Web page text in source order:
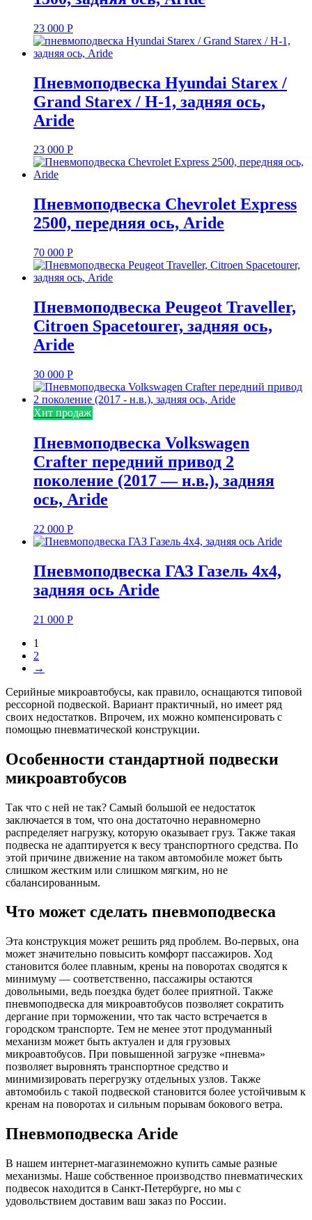
23 000 Р
Пневмоподвеска Hyundai Starex /
Grand Starex / H-1, задняя ось,
Aride
23 000 Р
Пневмоподвеска Chevrolet Express
2500, передняя ось, Aride
70 000 Р
Пневмоподвеска Peugeot Traveller,
Citroen Spacetourer, задняя ось,
Aride
30 000 Р
Хит продаж
Пневмоподвеска Volkswagen
Crafter передний привод 2
поколение (2017 — н.в.), задняя
ось, Aride
22 000 Р
Пневмоподвеска ГАЗ Газель 4х4,
задняя ось Aride
21 000 Р
1
2
→
Серийные микроавтобусы, как правило, оснащаются типовой
рессорной подвеской. Вариант практичный, но имеет ряд
своих недостатков. Впрочем, их можно компенсировать с
помощью пневматической конструкции.
Особенности стандартной подвески
микроавтобусов
Так что с ней не так? Самый большой ее недостаток
заключается в том, что она достаточно неравномерно
распределяет нагрузку, которую оказывает груз. Также такая
подвеска не адаптируется к весу транспортного средства. По
этой причине движение на таком автомобиле может быть
слишком жестким или слишком мягким, но не
сбалансированным.
Что может сделать пневмоподвеска
Эта конструкция может решить ряд проблем. Во-первых, она
может значительно повысить комфорт пассажиров. Ход
становится более плавным, крены на поворотах сводятся к
минимуму — соответственно, пассажиры остаются
довольными, ведь поездка будет более приятной. Также
пневмоподвеска для микроавтобусов позволяет сократить
дергание при торможении, что так часто встречается в
городском транспорте. Тем не менее этот продуманный
механизм может быть актуален и для грузовых
микроавтобусов. При повышенной загрузке «пневма»
позволяет выровнять транспортное средство и
минимизировать перегрузку отдельных узлов. Также
автомобиль с такой подвеской становится более устойчивым к
кренам на поворотах и сильным порывам бокового ветра.
Пневмоподвеска Aride
В нашем интернет-магазинеможно купить самые разные
механизмы. Наше собственное производство пневматических
подвесок находится в Санкт-Петербурге, но мы с
удовольствием доставим ваш заказ по России.